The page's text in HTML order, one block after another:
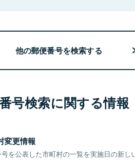
他の郵便番号を検索する
号検索に関する情報
変更情報
を公表した市町村の一覧を実施日の新し